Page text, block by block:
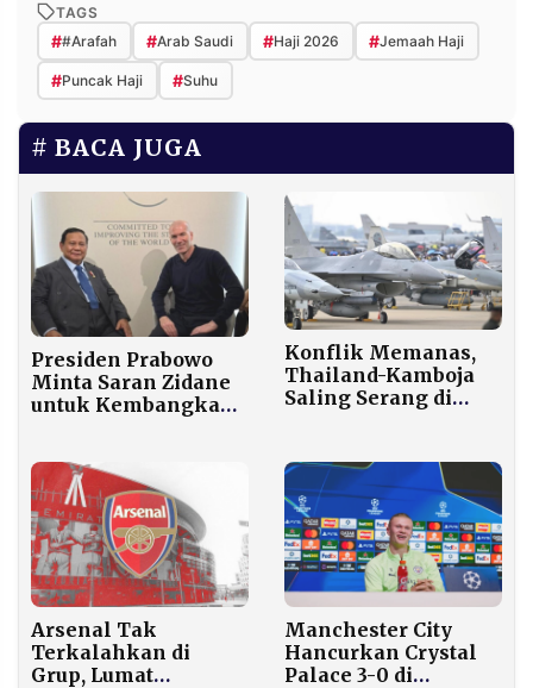
TAGS
##Arafah #Arab Saudi #Haji 2026 #Jemaah Haji
#Puncak Haji #Suhu
BACA JUGA
Presiden Prabowo
Minta Saran Zidane
untuk Kembangkan
Konflik Memanas,
Thailand-Kamboja
Saling Serang di
Arsenal Tak
Terkalahkan di
Grup, Lumat
Manchester City
Hancurkan Crystal
Palace 3-0 di